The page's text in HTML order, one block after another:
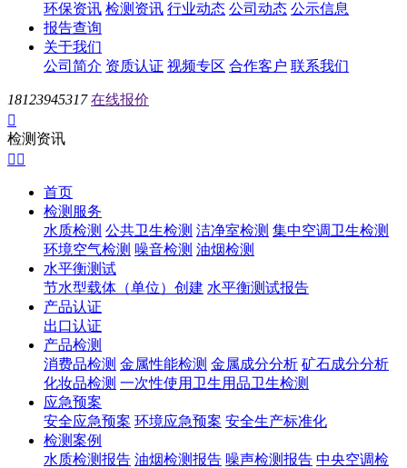
环保资讯 检测资讯 行业动态 公司动态 公示信息
报告查询
关于我们
公司简介 资质认证 视频专区 合作客户 联系我们
18123945317 在线报价

检测资讯
 
首页
检测服务
水质检测 公共卫生检测 洁净室检测 集中空调卫生检测
环境空气检测 噪音检测 油烟检测
水平衡测试
节水型载体（单位）创建 水平衡测试报告
产品认证
出口认证
产品检测
消费品检测 金属性能检测 金属成分分析 矿石成分分析
化妆品检测 一次性使用卫生用品卫生检测
应急预案
安全应急预案 环境应急预案 安全生产标准化
检测案例
水质检测报告 油烟检测报告 噪声检测报告 中央空调检